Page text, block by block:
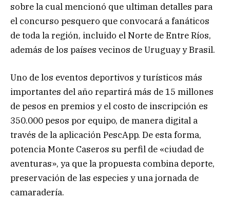
sobre la cual mencionó que ultiman detalles para
el concurso pesquero que convocará a fanáticos
de toda la región, incluido el Norte de Entre Ríos,
además de los países vecinos de Uruguay y Brasil.
Uno de los eventos deportivos y turísticos más
importantes del año repartirá más de 15 millones
de pesos en premios y el costo de inscripción es
350.000 pesos por equipo, de manera digital a
través de la aplicación PescApp. De esta forma,
potencia Monte Caseros su perfil de «ciudad de
aventuras», ya que la propuesta combina deporte,
preservación de las especies y una jornada de
camaradería.